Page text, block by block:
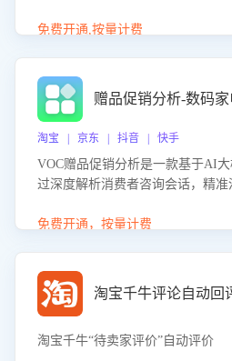
应延迟、竞品价格冲击等。系统自
免费开通,按量计费
赠品促销分析-数码
淘宝 | 京东 | 抖音 | 快手
VOC赠品促销分析是一款基于AI
过深度解析消费者咨询会话，精
销诉求，帮助企业制定个性化赠品
免费开通，按量计费
淘宝千牛评论自动回
淘宝千牛“待卖家评价”自动评价